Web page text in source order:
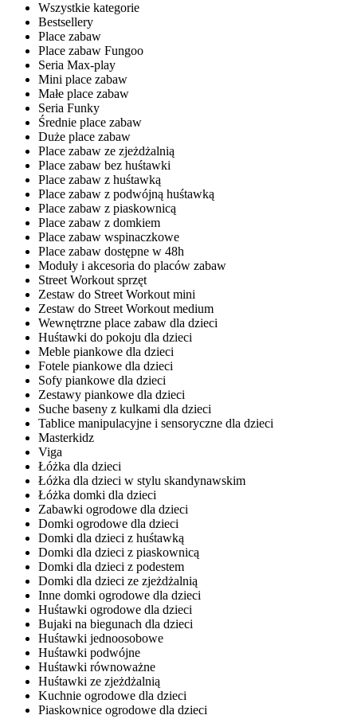
Wszystkie kategorie
Bestsellery
Place zabaw
Place zabaw Fungoo
Seria Max-play
Mini place zabaw
Małe place zabaw
Seria Funky
Średnie place zabaw
Duże place zabaw
Place zabaw ze zjeżdżalnią
Place zabaw bez huśtawki
Place zabaw z huśtawką
Place zabaw z podwójną huśtawką
Place zabaw z piaskownicą
Place zabaw z domkiem
Place zabaw wspinaczkowe
Place zabaw dostępne w 48h
Moduły i akcesoria do placów zabaw
Street Workout sprzęt
Zestaw do Street Workout mini
Zestaw do Street Workout medium
Wewnętrzne place zabaw dla dzieci
Huśtawki do pokoju dla dzieci
Meble piankowe dla dzieci
Fotele piankowe dla dzieci
Sofy piankowe dla dzieci
Zestawy piankowe dla dzieci
Suche baseny z kulkami dla dzieci
Tablice manipulacyjne i sensoryczne dla dzieci
Masterkidz
Viga
Łóżka dla dzieci
Łóżka dla dzieci w stylu skandynawskim
Łóżka domki dla dzieci
Zabawki ogrodowe dla dzieci
Domki ogrodowe dla dzieci
Domki dla dzieci z huśtawką
Domki dla dzieci z piaskownicą
Domki dla dzieci z podestem
Domki dla dzieci ze zjeżdżalnią
Inne domki ogrodowe dla dzieci
Huśtawki ogrodowe dla dzieci
Bujaki na biegunach dla dzieci
Huśtawki jednoosobowe
Huśtawki podwójne
Huśtawki równoważne
Huśtawki ze zjeżdżalnią
Kuchnie ogrodowe dla dzieci
Piaskownice ogrodowe dla dzieci